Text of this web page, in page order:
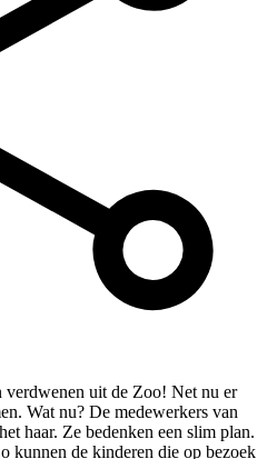
uit de Zoo! Net nu er
Wat nu? De medewerkers van
haar. Ze bedenken een slim plan.
kunnen de kinderen die op bezoek